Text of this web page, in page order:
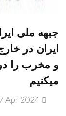
جبهه ملی
ایران در
و مخرب را
میکنیم
Apr 2024